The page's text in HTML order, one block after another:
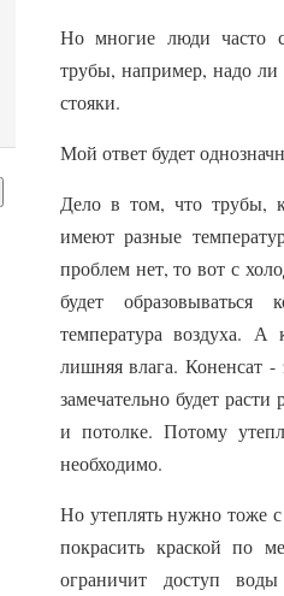
Но многие люди часто
трубы, например, надо ли
стояки.
Мой ответ будет
Дело в том, что трубы,
имеют разные
проблем нет, то вот с
будет
температура воздуха.
лишняя влага. Коненсат -
замечательно будет
и потолке. Потому
необходимо.
Но утеплять нужно тоже
покрасить краской по
ограничит доступ